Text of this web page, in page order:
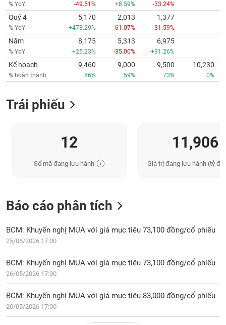
% YoY -49.51% +8.59% -33.24%
Quý 4
% YoY
5,170
+478.29%
2,013
-61.07%
1,377
-31.59%
Năm
% YoY
8,175
+25.23%
5,313
-35.00%
6,975
+31.26%
Kế hoạch
% hoàn thành
9,460
86%
9,000
59%
9,500
73%
10,230
0%
Trái phiếu
12
Số mã đang lưu hành
11,906
Giá trị đang lưu hành (tỷ
Báo cáo phân tích
BCM: Khuyến nghị MUA với giá mục tiêu 73,100 đồng/cổ phiếu
25/06/2026 17:00
BCM: Khuyến nghị MUA với giá mục tiêu 73,100 đồng/cổ phiếu
26/05/2026 17:00
BCM: Khuyến nghị MUA với giá mục tiêu 83,000 đồng/cổ phiếu
20/05/2026 17:00